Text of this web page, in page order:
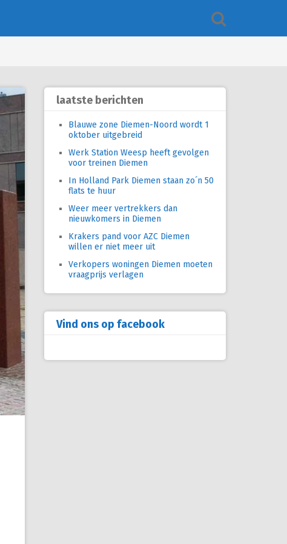
laatste berichten
Blauwe zone Diemen-Noord wordt 1
oktober uitgebreid
Werk Station Weesp heeft gevolgen
voor treinen Diemen
In Holland Park Diemen staan zo´n 50
flats te huur
Weer meer vertrekkers dan
nieuwkomers in Diemen
Krakers pand voor AZC Diemen
willen er niet meer uit
Verkopers woningen Diemen moeten
vraagprijs verlagen
Vind ons op facebook